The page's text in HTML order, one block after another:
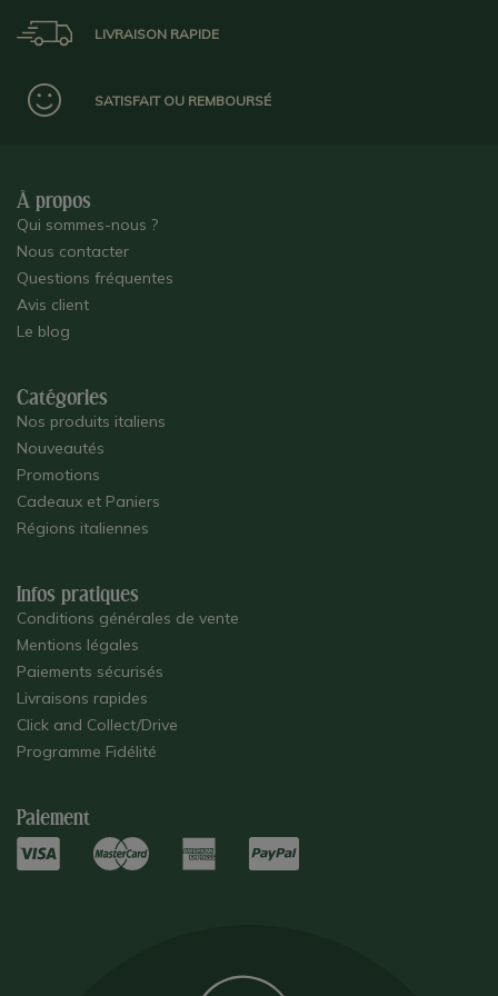
LIVRAISON RAPIDE
SATISFAIT OU REMBOURSÉ
À propos
Qui sommes-nous ?
Nous contacter
Questions fréquentes
Avis client
Le blog
Catégories
Nos produits italiens
Nouveautés
Promotions
Cadeaux et Paniers
Régions italiennes
Infos pratiques
Conditions générales de vente
Mentions légales
Paiements sécurisés
Livraisons rapides
Click and Collect/Drive
Programme Fidélité
Paiement